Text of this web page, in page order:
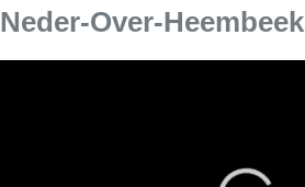
Neder-Over-Heembeek